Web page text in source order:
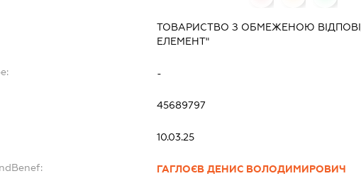
ТОВАРИСТВО З ОБМЕЖЕНОЮ
ЕЛЕМЕНТ"
-
45689797
10.03.25
ГАГЛОЄВ ДЕНИС ВОЛОДИМИРОВИЧ